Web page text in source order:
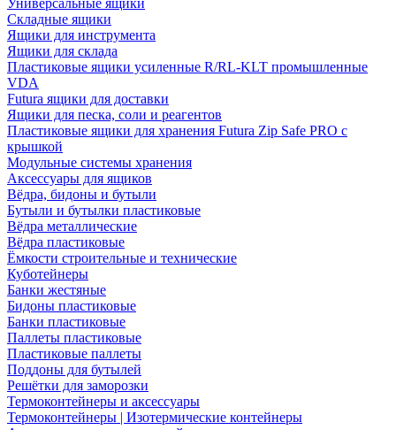
Универсальные ящики
Складные ящики
Ящики для инструмента
Ящики для склада
Пластиковые ящики усиленные R/RL-KLT промышленные
VDA
Futura ящики для доставки
Ящики для песка, соли и реагентов
Пластиковые ящики для хранения Futura Zip Safe PRO с
крышкой
Модульные системы хранения
Аксессуары для ящиков
Вёдра, бидоны и бутыли
Бутыли и бутылки пластиковые
Вёдра металлические
Вёдра пластиковые
Ёмкости строительные и технические
Куботейнеры
Банки жестяные
Бидоны пластиковые
Банки пластиковые
Паллеты пластиковые
Пластиковые паллеты
Поддоны для бутылей
Решётки для заморозки
Термоконтейнеры и аксессуары
Термоконтейнеры | Изотермические контейнеры